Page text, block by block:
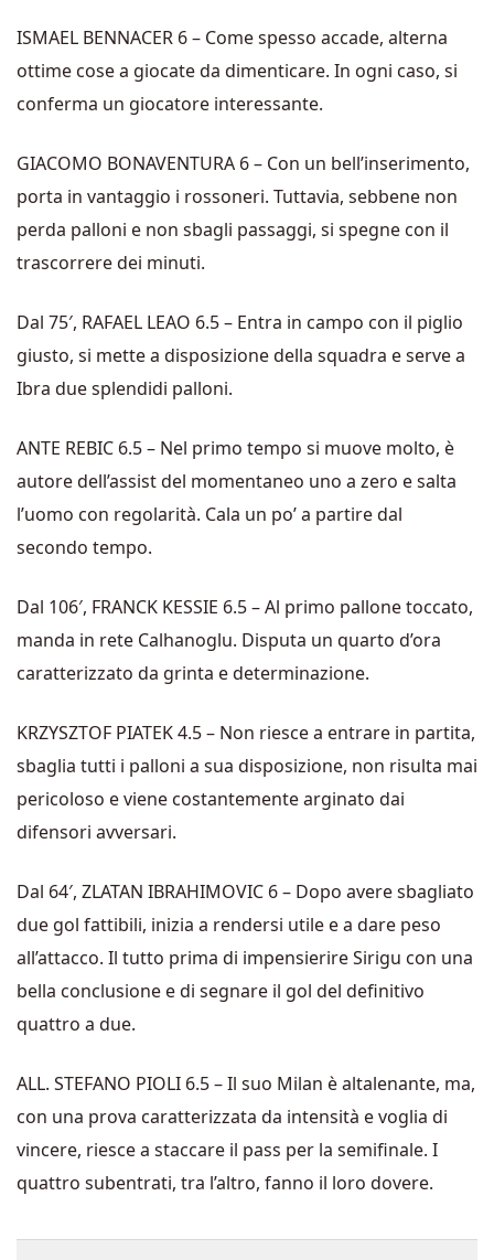
ISMAEL BENNACER 6 – Come spesso accade, alterna
ottime cose a giocate da dimenticare. In ogni caso, si
conferma un giocatore interessante.
GIACOMO BONAVENTURA 6 – Con un bell’inserimento,
porta in vantaggio i rossoneri. Tuttavia, sebbene non
perda palloni e non sbagli passaggi, si spegne con il
trascorrere dei minuti.
Dal 75′, RAFAEL LEAO 6.5 – Entra in campo con il piglio
giusto, si mette a disposizione della squadra e serve a
Ibra due splendidi palloni.
ANTE REBIC 6.5 – Nel primo tempo si muove molto, è
autore dell’assist del momentaneo uno a zero e salta
l’uomo con regolarità. Cala un po’ a partire dal
secondo tempo.
Dal 106′, FRANCK KESSIE 6.5 – Al primo pallone toccato,
manda in rete Calhanoglu. Disputa un quarto d’ora
caratterizzato da grinta e determinazione.
KRZYSZTOF PIATEK 4.5 – Non riesce a entrare in partita,
sbaglia tutti i palloni a sua disposizione, non risulta mai
pericoloso e viene costantemente arginato dai
difensori avversari.
Dal 64′, ZLATAN IBRAHIMOVIC 6 – Dopo avere sbagliato
due gol fattibili, inizia a rendersi utile e a dare peso
all’attacco. Il tutto prima di impensierire Sirigu con una
bella conclusione e di segnare il gol del definitivo
quattro a due.
ALL. STEFANO PIOLI 6.5 – Il suo Milan è altalenante, ma,
con una prova caratterizzata da intensità e voglia di
vincere, riesce a staccare il pass per la semifinale. I
quattro subentrati, tra l’altro, fanno il loro dovere.